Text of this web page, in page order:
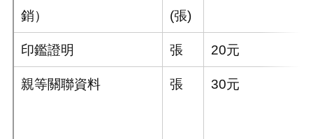
銷）
(張)
印鑑證明 張 20元
親等關聯資料 張 30元